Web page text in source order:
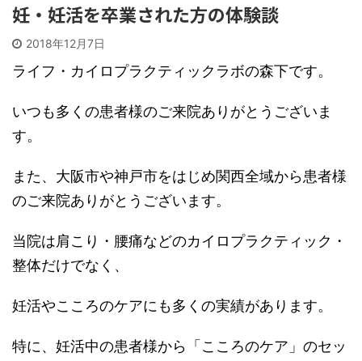
妊・妊活を卒業された方の体験談
2018年12月7日
ライフ・カイロプラクティックラボの森下です。
いつも多くの患者様のご来院ありがとうございま
す。
また、大阪市や神戸市をはじめ関西全域から患者様
のご来院ありがとうございます。
当院は肩こり・腰痛などのカイロプラクティック・
整体だけでなく、
妊活やこころのケアにも多くの実績があります。
特に、妊活中の患者様から「こころのケア」のセッ